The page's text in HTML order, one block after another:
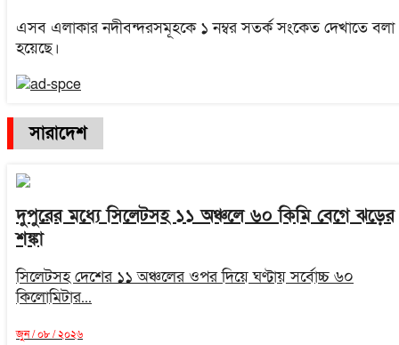
এসব এলাকার নদীবন্দরসমূহকে ১ নম্বর সতর্ক সংকেত দেখাতে বলা
হয়েছে।
সারাদেশ
দুপুরের মধ্যে সিলেটসহ ১১ অঞ্চলে ৬০ কিমি বেগে ঝড়ের
শঙ্কা
সিলেটসহ দেশের ১১ অঞ্চলের ওপর দিয়ে ঘণ্টায় সর্বোচ্চ ৬০
কিলোমিটার...
জুন / ০৮ / ২০২৬